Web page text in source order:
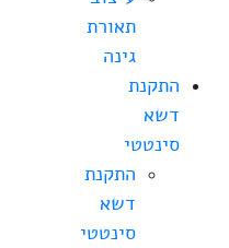
תאורת
גינה
התקנת
דשא
סינטטי
התקנת
דשא
סינטטי